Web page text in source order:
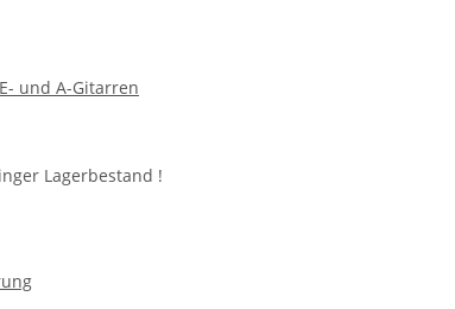
und A-Gitarren
Lagerbestand !